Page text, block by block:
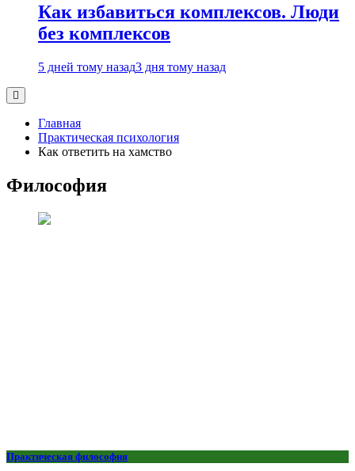
Как избавиться комплексов. Люди
без комплексов
5 дней тому назад3 дня тому назад
Главная
Практическая психология
Как ответить на хамство
Философия
Практическая философия